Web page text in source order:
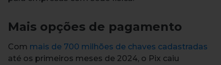
Mais opções de pagamento
Com mais de 700 milhões de chaves cadastradas
até os primeiros meses de 2024, o Pix caiu